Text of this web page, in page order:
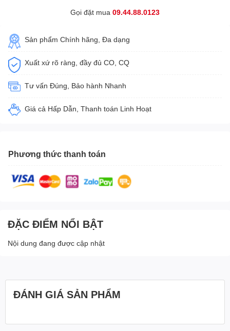
Gọi đặt mua 09.44.88.0123
Sản phẩm Chính hãng, Đa dạng
Xuất xứ rõ ràng, đầy đủ CO, CQ
Tư vấn Đúng, Bảo hành Nhanh
Giá cả Hấp Dẫn, Thanh toán Linh Hoạt
Phương thức thanh toán
ĐẶC ĐIỂM NỔI BẬT
Nội dung đang được cập nhật
ĐÁNH GIÁ SẢN PHẨM